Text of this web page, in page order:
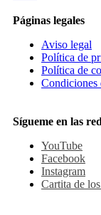
Páginas legales
Aviso legal
Política de
Política de
Condiciones
Sígueme en las
YouTube
Facebook
Instagram
Cartita de